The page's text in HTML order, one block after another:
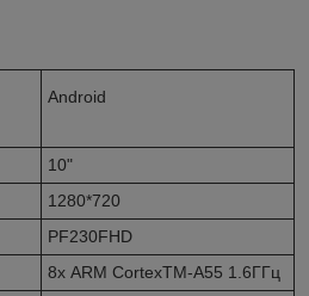
Android
10"
1280*720
PF230FHD
8х ARM CortexTM-A55 1.6ГГц